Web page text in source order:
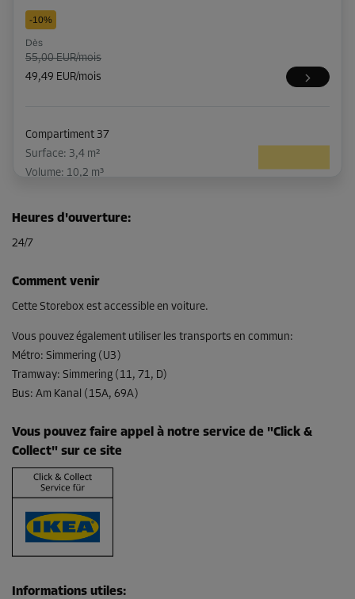
-10%
Dès
55,00 EUR/mois
49,49 EUR/mois
Compartiment 37
Surface: 3,4 m²
Volume: 10,2 m³
-10%
109,00 EUR/mois
98,09 EUR/mois
Compartiment 43
Surface: 3,4 m²
Volume: 10,2 m³
Long:2,94m Larg:1,13m Haut: 3m
-10%
Dès
98,09 EUR/mois
Heures d'ouverture:
24/7
Comment venir
Cette Storebox est accessible en voiture.
Vous pouvez également utiliser les transports en commun:
Métro: Simmering (U3)
Tramway: Simmering (11, 71, D)
Bus: Am Kanal (15A, 69A)
Vous pouvez faire appel à notre service de "Click &
Collect" sur ce site
Informations utiles: